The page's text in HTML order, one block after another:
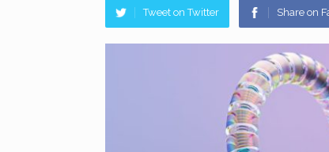
Tweet on Twitter Share on